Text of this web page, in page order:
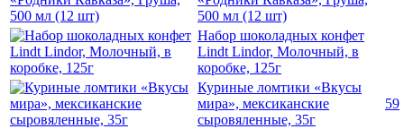
500 мл (12 шт)
Набор шоколадных конфет
Lindt Lindor, Молочный, в
коробке, 125г
Куриные ломтики «Вкусы
мира», мексиканские
сыровяленные, 35г
59